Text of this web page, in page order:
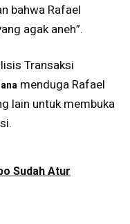
bahwa Rafael
agak aneh”.
Transaksi
menduga Rafael
lain untuk membuka
Sudah Atur